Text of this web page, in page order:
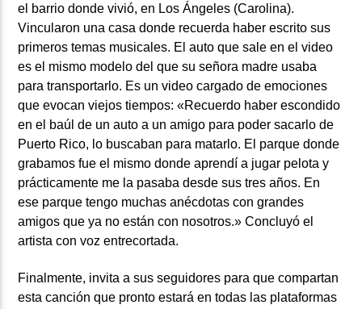
el barrio donde vivió, en Los Ángeles (Carolina).
Vincularon una casa donde recuerda haber escrito sus
primeros temas musicales. El auto que sale en el video
es el mismo modelo del que su señora madre usaba
para transportarlo. Es un video cargado de emociones
que evocan viejos tiempos: «Recuerdo haber escondido
en el baúl de un auto a un amigo para poder sacarlo de
Puerto Rico, lo buscaban para matarlo. El parque donde
grabamos fue el mismo donde aprendí a jugar pelota y
prácticamente me la pasaba desde sus tres años. En
ese parque tengo muchas anécdotas con grandes
amigos que ya no están con nosotros.» Concluyó el
artista con voz entrecortada.
Finalmente, invita a sus seguidores para que compartan
esta canción que pronto estará en todas las plataformas